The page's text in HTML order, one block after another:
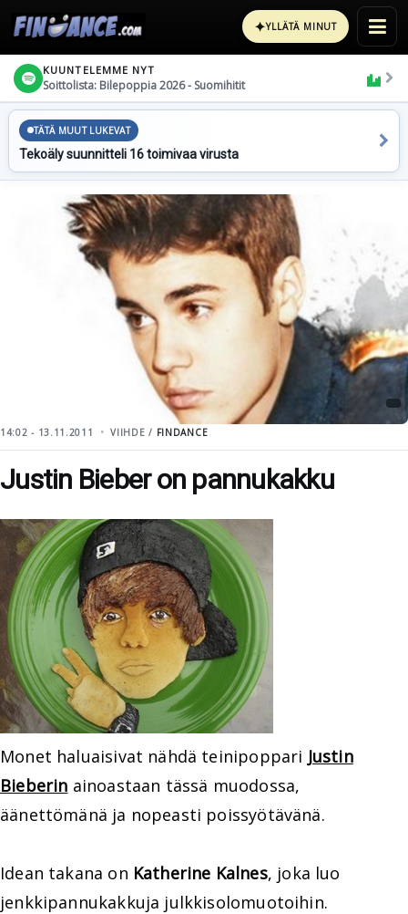
✦YLLÄTÄ MINUT
KUUNTELEMME NYT
Soittolista: Bilepoppia 2026 - Suomihitit
TÄTÄ MUUT LUKEVAT
Tekoäly suunnitteli 16 toimivaa virusta
14:02 - 13.11.2011 VIIHDE / FINDANCE
Justin Bieber on pannukakku
Monet haluaisivat nähdä teinipoppari Justin
Bieberin ainoastaan tässä muodossa,
äänettömänä ja nopeasti poissyötävänä.
Idean takana on Katherine Kalnes, joka luo
jenkkipannukakkuja julkkisolomuotoihin.